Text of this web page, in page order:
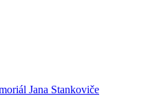
Jana Stankoviče